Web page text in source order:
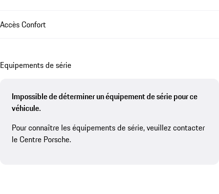
Accès Confort
Equipements de série
Impossible de déterminer un équipement de série pour ce
véhicule.
Pour connaître les équipements de série, veuillez contacter
le Centre Porsche.